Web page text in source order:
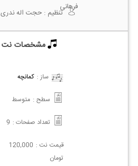
فرهانی
تنظیم : حجت اله ندری
مشخصات نت
ساز : کمانچه
سطح : متوسط
تعداد صفحات : 9
قیمت نت : 120,000
تومان